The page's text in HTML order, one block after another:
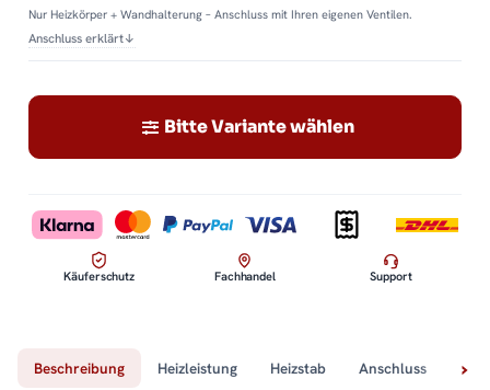
Nur Heizkörper + Wandhalterung – Anschluss mit Ihren eigenen Ventilen.
Anschluss erklärt↓
Bitte Variante wählen
Käuferschutz Fachhandel Support
Beschreibung Heizleistung Heizstab Anschluss